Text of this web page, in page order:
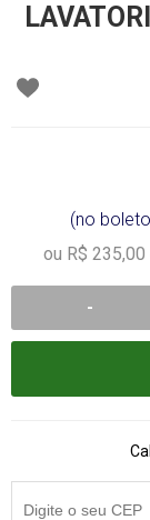
(no
ou R$ 235,00
-